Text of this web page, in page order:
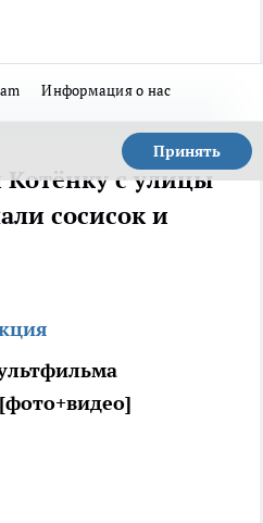
Информация о нас
Принять
с улицы
сосисок и